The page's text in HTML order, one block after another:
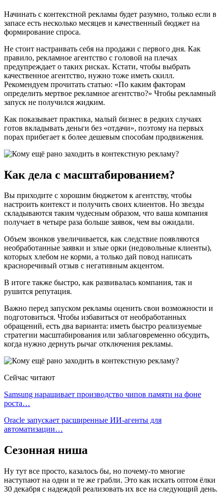
Начинать с контекстной рекламы будет разумно, только если в
запасе есть несколько месяцев и качественный бюджет на
формирование спроса.
Не стоит настраивать себя на продажи с первого дня. Как
правило, рекламное агентство с головой на плечах
предупреждает о таких рисках. Кстати, чтобы выбрать
качественное агентство, нужно тоже иметь скилл.
Рекомендуем прочитать статью: «По каким факторам
определить мертвое рекламное агентство?» Чтобы рекламный
запуск не получился жидким.
Как показывает практика, малый бизнес в редких случаях
готов вкладывать деньги без «отдачи», поэтому на первых
порах прибегает к более дешевым способам продвижения.
Как дела с масштабированием?
Вы приходите с хорошим бюджетом к агентству, чтобы
настроить контекст и получить своих клиентов. Но звезды
складываются таким чудесным образом, что ваша компания
получает в четыре раза больше заявок, чем вы ожидали.
Объем звонков увеличивается, как следствие появляются
необработанные заявки и злые орки (недовольные клиенты),
которых хлебом не корми, а только дай повод написать
красноречивый отзыв с негативным акцентом.
В итоге также быстро, как развивалась компания, так и
рушится репутация.
Важно перед запуском рекламы оценить свои возможности и
подготовиться. Чтобы избавиться от необработанных
обращений, есть два варианта: иметь быстро реализуемые
стратегии масштабирования или заблаговременно обсудить,
когда нужно дернуть рычаг отключения рекламы.
Сейчас читают
Samsung наращивает производство чипов памяти на фоне
роста…
Oracle запускает расширенные ИИ‑агенты для
автоматизации…
Сезонная ниша
Ну тут все просто, казалось бы, но почему-то многие
наступают на одни и те же грабли. Это как искать оптом ёлки
30 декабря с надеждой реализовать их все на следующий день.